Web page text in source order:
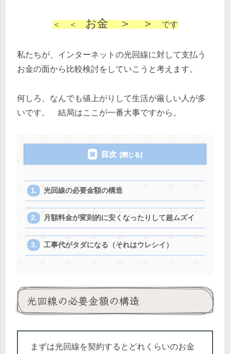
＜ ＜ お金 ＞ ＞ です
私たちが、インターネットの光回線に対して支払う
お金の面から比較検討をしていこうと考えます。
何しろ、なんでも値上がりして生活が厳しい人が多
いです。 結局はここが一番大事ですから。
目次
光回線の必要金額の構造
月額料金が変則的に安くなったりして超ムズイ
工事代がタダになる（それはウレシイ）
光回線の必要金額の構造
まずは光回線を契約するとどれくらいのお金